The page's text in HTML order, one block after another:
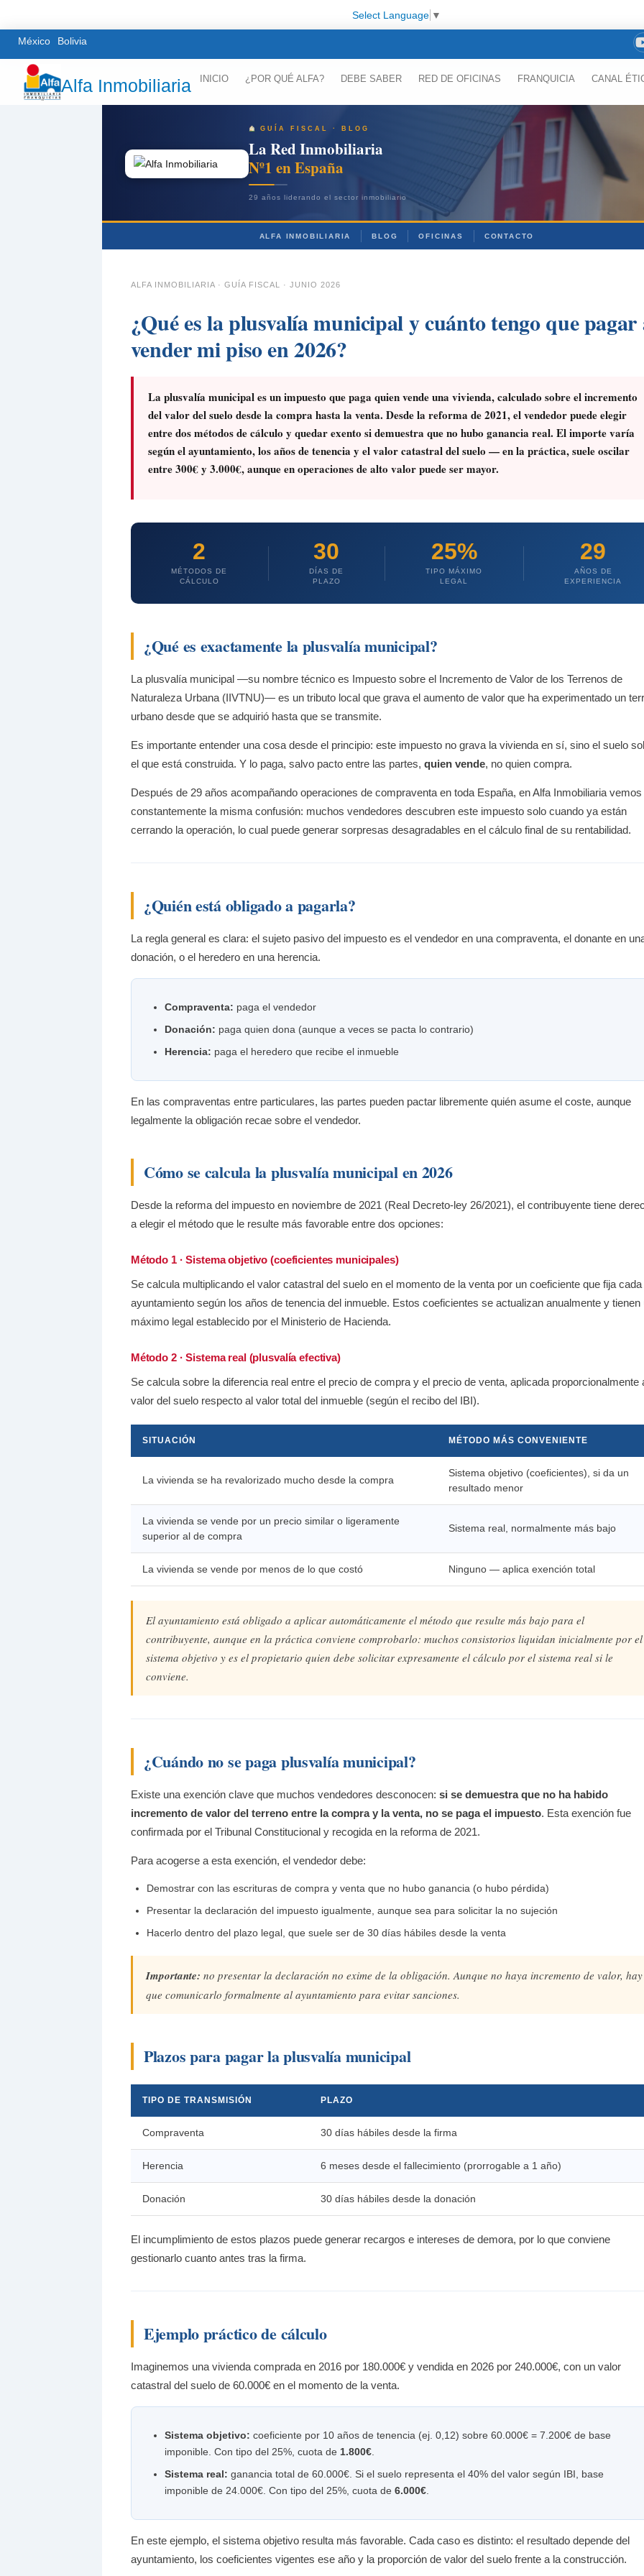
Select Language ▼
México Bolivia
Alfa Inmobiliaria INICIO ¿POR QUÉ ALFA? DEBE SABER RED DE OFICINAS FRANQUICIA CANAL
GUÍA FISCAL · BLOG
La Red Inmobiliaria
Nº1 en España
29 años liderando el sector inmobiliario
ALFA INMOBILIARIA BLOG OFICINAS CONTACTO
ALFA INMOBILIARIA · GUÍA FISCAL · JUNIO 2026
¿Qué es la plusvalía municipal y cuánto tengo que pagar
vender mi piso en 2026?
La plusvalía municipal es un impuesto que paga quien vende una vivienda, calculado sobre el incremento
del valor del suelo desde la compra hasta la venta. Desde la reforma de 2021, el vendedor puede elegir
entre dos métodos de cálculo y quedar exento si demuestra que no hubo ganancia real. El importe varía
según el ayuntamiento, los años de tenencia y el valor catastral del suelo — en la práctica, suele oscilar
entre 300€ y 3.000€, aunque en operaciones de alto valor puede ser mayor.
2
MÉTODOS DE
CÁLCULO
30
DÍAS DE
PLAZO
25%
TIPO MÁXIMO
LEGAL
29
AÑOS DE
EXPERIENCIA
¿Qué es exactamente la plusvalía municipal?
La plusvalía municipal —su nombre técnico es Impuesto sobre el Incremento de Valor de los Terrenos de
Naturaleza Urbana (IIVTNU)— es un tributo local que grava el aumento de valor que ha experimentado un
urbano desde que se adquirió hasta que se transmite.
Es importante entender una cosa desde el principio: este impuesto no grava la vivienda en sí, sino el suelo
el que está construida. Y lo paga, salvo pacto entre las partes, quien vende, no quien compra.
Después de 29 años acompañando operaciones de compraventa en toda España, en Alfa Inmobiliaria vemos
constantemente la misma confusión: muchos vendedores descubren este impuesto solo cuando ya están
cerrando la operación, lo cual puede generar sorpresas desagradables en el cálculo final de su rentabilidad.
¿Quién está obligado a pagarla?
La regla general es clara: el sujeto pasivo del impuesto es el vendedor en una compraventa, el donante en
donación, o el heredero en una herencia.
Compraventa: paga el vendedor
Donación: paga quien dona (aunque a veces se pacta lo contrario)
Herencia: paga el heredero que recibe el inmueble
En las compraventas entre particulares, las partes pueden pactar libremente quién asume el coste, aunque
legalmente la obligación recae sobre el vendedor.
Cómo se calcula la plusvalía municipal en 2026
Desde la reforma del impuesto en noviembre de 2021 (Real Decreto-ley 26/2021), el contribuyente tiene
a elegir el método que le resulte más favorable entre dos opciones:
Método 1 · Sistema objetivo (coeficientes municipales)
Se calcula multiplicando el valor catastral del suelo en el momento de la venta por un coeficiente que fija cada
ayuntamiento según los años de tenencia del inmueble. Estos coeficientes se actualizan anualmente y tienen
máximo legal establecido por el Ministerio de Hacienda.
Método 2 · Sistema real (plusvalía efectiva)
Se calcula sobre la diferencia real entre el precio de compra y el precio de venta, aplicada proporcionalmente
valor del suelo respecto al valor total del inmueble (según el recibo del IBI).
SITUACIÓN MÉTODO MÁS CONVENIENTE
La vivienda se ha revalorizado mucho desde la compra
Sistema objetivo (coeficientes), si da un
resultado menor
La vivienda se vende por un precio similar o ligeramente
superior al de compra
Sistema real, normalmente más bajo
La vivienda se vende por menos de lo que costó Ninguno — aplica exención total
El ayuntamiento está obligado a aplicar automáticamente el método que resulte más bajo para el
contribuyente, aunque en la práctica conviene comprobarlo: muchos consistorios liquidan inicialmente por el
sistema objetivo y es el propietario quien debe solicitar expresamente el cálculo por el sistema real si le
conviene.
¿Cuándo no se paga plusvalía municipal?
Existe una exención clave que muchos vendedores desconocen: si se demuestra que no ha habido
incremento de valor del terreno entre la compra y la venta, no se paga el impuesto. Esta exención fue
confirmada por el Tribunal Constitucional y recogida en la reforma de 2021.
Para acogerse a esta exención, el vendedor debe:
Demostrar con las escrituras de compra y venta que no hubo ganancia (o hubo pérdida)
Presentar la declaración del impuesto igualmente, aunque sea para solicitar la no sujeción
Hacerlo dentro del plazo legal, que suele ser de 30 días hábiles desde la venta
Importante: no presentar la declaración no exime de la obligación. Aunque no haya incremento de valor, hay
que comunicarlo formalmente al ayuntamiento para evitar sanciones.
Plazos para pagar la plusvalía municipal
TIPO DE TRANSMISIÓN PLAZO
Compraventa 30 días hábiles desde la firma
Herencia 6 meses desde el fallecimiento (prorrogable a 1 año)
Donación 30 días hábiles desde la donación
El incumplimiento de estos plazos puede generar recargos e intereses de demora, por lo que conviene
gestionarlo cuanto antes tras la firma.
Ejemplo práctico de cálculo
Imaginemos una vivienda comprada en 2016 por 180.000€ y vendida en 2026 por 240.000€, con un valor
catastral del suelo de 60.000€ en el momento de la venta.
Sistema objetivo: coeficiente por 10 años de tenencia (ej. 0,12) sobre 60.000€ = 7.200€ de base
imponible. Con tipo del 25%, cuota de 1.800€.
Sistema real: ganancia total de 60.000€. Si el suelo representa el 40% del valor según IBI, base
imponible de 24.000€. Con tipo del 25%, cuota de 6.000€.
En este ejemplo, el sistema objetivo resulta más favorable. Cada caso es distinto: el resultado depende del
ayuntamiento, los coeficientes vigentes ese año y la proporción de valor del suelo frente a la construcción.